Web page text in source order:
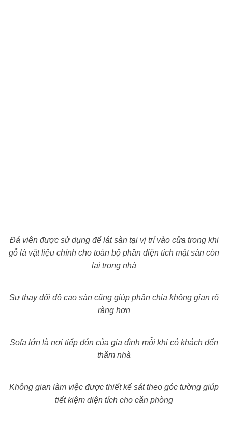
Đá viên được sử dụng để lát sàn tại vị trí vào cửa trong khi
gỗ là vật liệu chính cho toàn bộ phần diện tích mặt sàn còn
lại trong nhà
Sự thay đổi độ cao sàn cũng giúp phân chia không gian rõ
ràng hơn
Sofa lớn là nơi tiếp đón của gia đình mỗi khi có khách đến
thăm nhà
Không gian làm việc được thiết kế sát theo góc tường giúp
tiết kiệm diện tích cho căn phòng